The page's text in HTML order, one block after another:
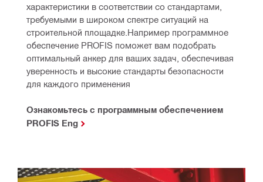
характеристики в соответствии со стандартами,
требуемыми в широком спектре ситуаций на
строительной площадке.Например программное
обеспечение PROFIS поможет вам подобрать
оптимальный анкер для ваших задач, обеспечивая
уверенность и высокие стандарты безопасности
для каждого применения
Ознакомьтесь с программным обеспечением
PROFIS Eng